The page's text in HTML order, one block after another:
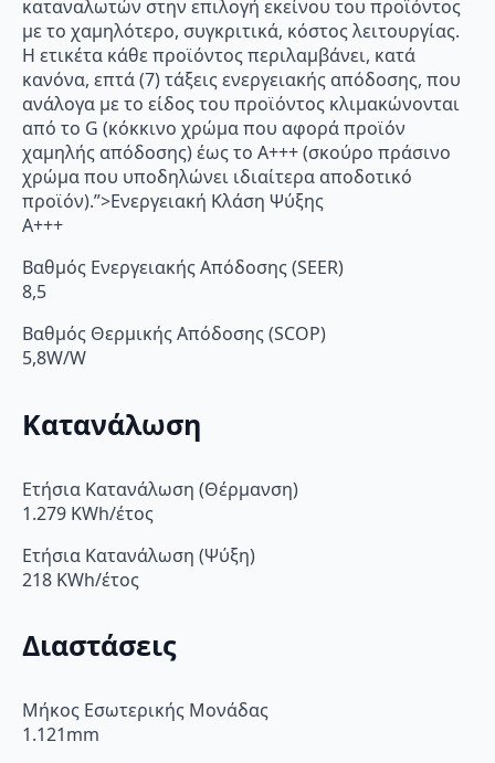
καταναλωτών στην επιλογή εκείνου του προϊόντος
με το χαμηλότερο, συγκριτικά, κόστος λειτουργίας.
Η ετικέτα κάθε προϊόντος περιλαμβάνει, κατά
κανόνα, επτά (7) τάξεις ενεργειακής απόδοσης, που
ανάλογα με το είδος του προϊόντος κλιμακώνονται
από το G (κόκκινο χρώμα που αφορά προϊόν
χαμηλής απόδοσης) έως το Α+++ (σκούρο πράσινο
χρώμα που υποδηλώνει ιδιαίτερα αποδοτικό
προϊόν).”>Ενεργειακή Κλάση Ψύξης
A+++
Βαθμός Ενεργειακής Απόδοσης (SEER)
8,5
Βαθμός Θερμικής Απόδοσης (SCOP)
5,8W/W
Κατανάλωση
Ετήσια Κατανάλωση (Θέρμανση)
1.279 KWh/έτος
Ετήσια Κατανάλωση (Ψύξη)
218 KWh/έτος
Διαστάσεις
Μήκος Εσωτερικής Μονάδας
1.121mm